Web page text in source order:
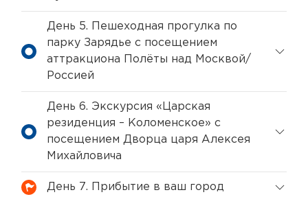
День 5. Пешеходная прогулка по
парку Зарядье с посещением
аттракциона Полёты над Москвой/
Россией
День 6. Экскурсия «Царская
резиденция – Коломенское» с
посещением Дворца царя Алексея
Михайловича
День 7. Прибытие в ваш город